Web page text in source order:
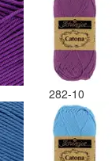
282-10